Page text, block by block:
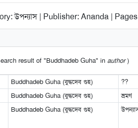
উপন্যাস | Publisher: Ananda |
result of "Buddhadeb Guha" in author)
Buddhadeb Guha (বুদ্ধদেব গুহ) ??
Buddhadeb Guha (বুদ্ধদেব গুহ) ভ্রমণ
Buddhadeb Guha (বুদ্ধদেব গুহ)